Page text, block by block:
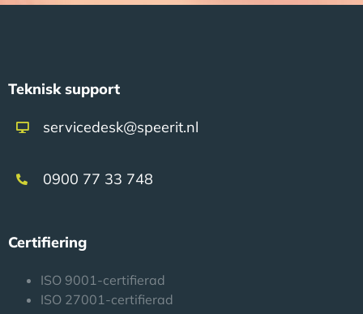
Teknisk support
servicedesk@speerit.nl
0900 77 33 748
Certifiering
ISO 9001-certifierad
ISO 27001-certifierad